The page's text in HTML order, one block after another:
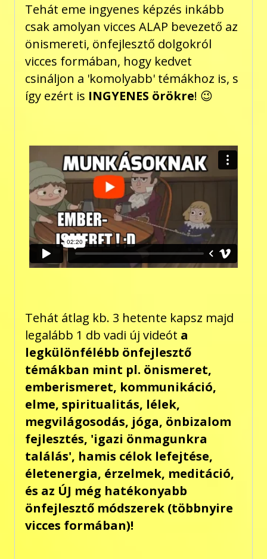
Tehát eme ingyenes képzés inkább
csak amolyan vicces ALAP bevezető az
önismereti, önfejlesztő dolgokról
vicces formában, hogy kedvet
csináljon a 'komolyabb' témákhoz is, s
így ezért is INGYENES örökre! 😉
Tehát átlag kb. 3 hetente kapsz majd
legalább 1 db vadi új videót a
legkülönfélébb önfejlesztő
témákban mint pl. önismeret,
emberismeret, kommunikáció,
elme, spiritualitás, lélek,
megvilágosodás, jóga, önbizalom
fejlesztés, 'igazi önmagunkra
találás', hamis célok lefejtése,
életenergia, érzelmek, meditáció,
és az ÚJ még hatékonyabb
önfejlesztő módszerek (többnyire
vicces formában)!